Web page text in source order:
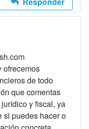
ofrecemos
de todo
que comentas
y fiscal, ya
si puedes hacer o